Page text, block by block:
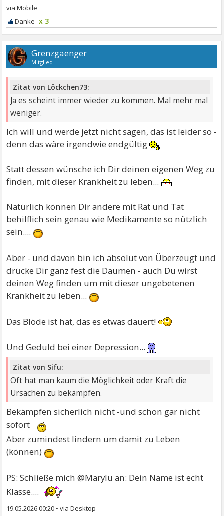
x 3
Grenzgaenger
Mitglied
Zitat von Löckchen73:
Ja es scheint immer wieder zu kommen. Mal mehr mal
weniger.
Ich will und werde jetzt nicht sagen, das ist leider so -
denn das wäre irgendwie endgültig
Statt dessen wünsche ich Dir deinen eigenen Weg zu
finden, mit dieser Krankheit zu leben...
Natürlich können Dir andere mit Rat und Tat
behilflich sein genau wie Medikamente so nützlich
sein....
Aber - und davon bin ich absolut von Überzeugt und
drücke Dir ganz fest die Daumen - auch Du wirst
deinen Weg finden um mit dieser ungebetenen
Krankheit zu leben...
Das Blöde ist hat, das es etwas dauert!
Und Geduld bei einer Depression...
Zitat von Sifu:
Oft hat man kaum die Möglichkeit oder Kraft die
Ursachen zu bekämpfen.
Bekämpfen sicherlich nicht -und schon gar nicht
sofort
Aber zumindest lindern um damit zu Leben
(können)
PS: Schließe mich @Marylu an: Dein Name ist echt
Klasse....
19.05.2026 00:20 •